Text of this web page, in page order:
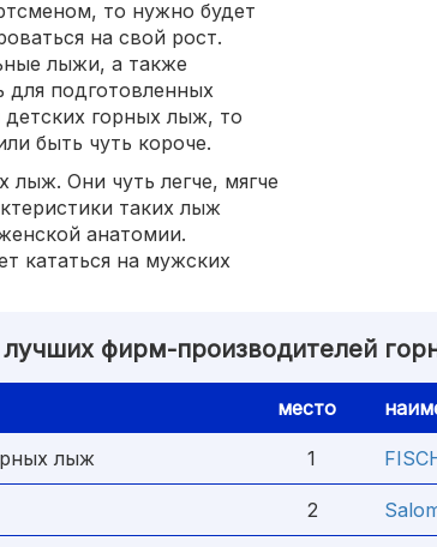
то нужно будет
на свой рост.
лыжи, а также
для подготовленных
детских горных лыж, то
быть чуть короче.
Они чуть легче, мягче
таких лыж
анатомии.
кататься на мужских
лучших фирм-производителей
место
лыж 1
2